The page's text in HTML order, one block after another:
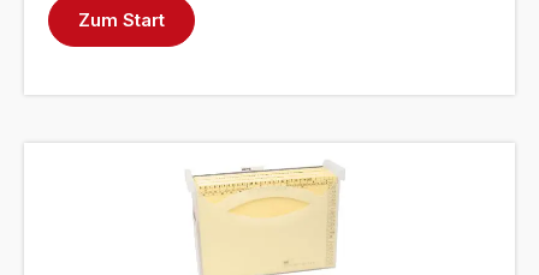
Zum Start